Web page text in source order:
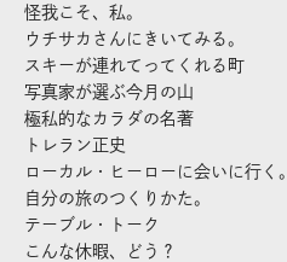
怪我こそ、私。
ウチサカさんにきいてみる。
スキーが連れてってくれる町
写真家が選ぶ今月の山
極私的なカラダの名著
トレラン正史
ローカル・ヒーローに会いに行く。
自分の旅のつくりかた。
テーブル・トーク
こんな休暇、どう？